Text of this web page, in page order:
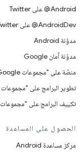
‎@Android على Twitter
‎@AndroidDev على Twitter
مدوّنة Android
مدوّنة أمان Google
منصّة على "مجموعات Google"
تطوير البرامج على "مجموعات Google"
تكييف البرامج على "مجموعات Google"
الحصول على المساعدة
مركز مساعدة Android